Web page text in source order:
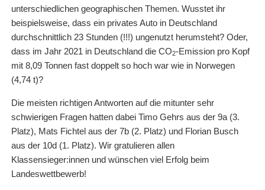
unterschiedlichen geographischen Themen. Wusstet ihr
beispielsweise, dass ein privates Auto in Deutschland
durchschnittlich 23 Stunden (!!!) ungenutzt herumsteht? Oder,
dass im Jahr 2021 in Deutschland die CO2-Emission pro Kopf
mit 8,09 Tonnen fast doppelt so hoch war wie in Norwegen
(4,74 t)?
Die meisten richtigen Antworten auf die mitunter sehr
schwierigen Fragen hatten dabei Timo Gehrs aus der 9a (3.
Platz), Mats Fichtel aus der 7b (2. Platz) und Florian Busch
aus der 10d (1. Platz). Wir gratulieren allen
Klassensieger:innen und wünschen viel Erfolg beim
Landeswettbewerb!